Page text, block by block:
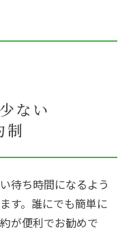
ない
制
待ち時間になるよう
す。誰にでも簡単に
が便利でお勧めで